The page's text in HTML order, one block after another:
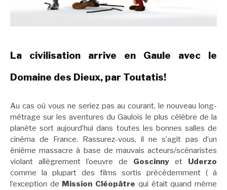
La civilisation arrive en Gaule avec le
Domaine des Dieux, par Toutatis!
Au cas où vous ne seriez pas au courant, le nouveau long-
métrage sur les aventures du Gaulois le plus célèbre de la
planète sort aujourd’hui dans toutes les bonnes salles de
cinéma de France. Rassurez-vous, il ne s’agit pas d’un
énième massacre à base de mauvais acteurs/scénaristes
violant allègrement l’oeuvre de Goscinny et Uderzo
comme la plupart des films sortis précédemment ( à
l’exception de Mission Cléopâtre qui était quand même